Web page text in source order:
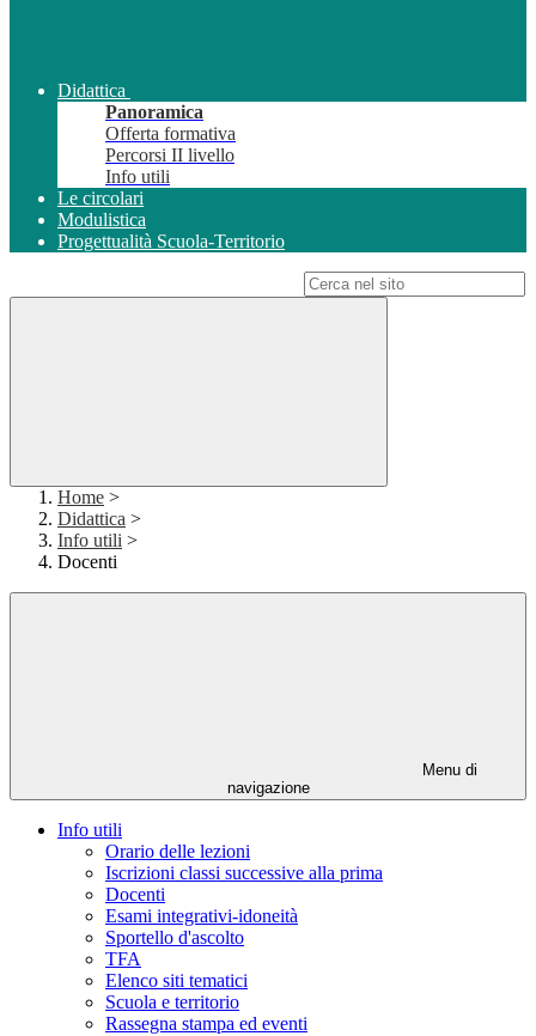
Didattica
Panoramica
Offerta formativa
Percorsi II livello
Info utili
Le circolari
Modulistica
Progettualità Scuola-Territorio
Home >
Didattica >
Info utili >
Docenti
Menu di
navigazione
Info utili
Orario delle lezioni
Iscrizioni classi successive alla prima
Docenti
Esami integrativi-idoneità
Sportello d'ascolto
TFA
Elenco siti tematici
Scuola e territorio
Rassegna stampa ed eventi